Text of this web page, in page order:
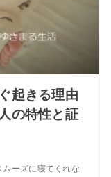
起きる理由
の特性と証
ーズに寝てくれな